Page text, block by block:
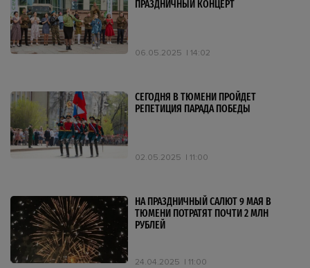
ПРАЗДНИЧНЫЙ КОНЦЕРТ
06.05.2025 14:02
СЕГОДНЯ В ТЮМЕНИ ПРОЙДЕТ
РЕПЕТИЦИЯ ПАРАДА ПОБЕДЫ
02.05.2025 11:00
НА ПРАЗДНИЧНЫЙ САЛЮТ 9 МАЯ В
ТЮМЕНИ ПОТРАТЯТ ПОЧТИ 2 МЛН
РУБЛЕЙ
24.04.2025 11:00